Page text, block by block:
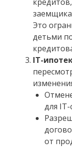
Это
детьми
IT-
для IT-
от